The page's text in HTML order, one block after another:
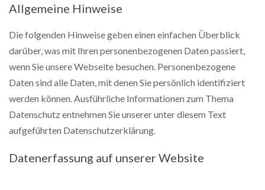
Allgemeine Hinweise
Die folgenden Hinweise geben einen einfachen Überblick
darüber, was mit Ihren personenbezogenen Daten passiert,
wenn Sie unsere Webseite besuchen. Personenbezogene
Daten sind alle Daten, mit denen Sie persönlich identifiziert
werden können. Ausführliche Informationen zum Thema
Datenschutz entnehmen Sie unserer unter diesem Text
aufgeführten Datenschutzerklärung.
Datenerfassung auf unserer Website